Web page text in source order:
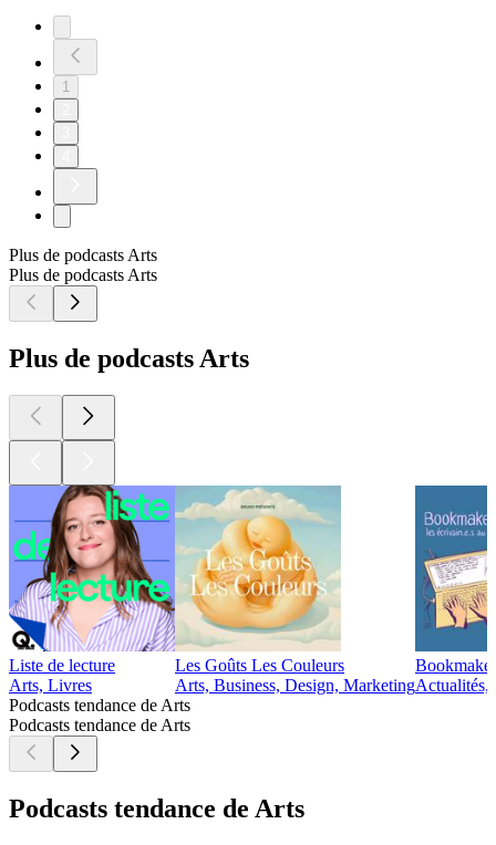
1
Plus de podcasts Arts
Plus de podcasts Arts
Plus de podcasts Arts
Liste de lecture
Arts, Livres
Les Goûts Les Couleurs
Arts, Business, Design, MarketingActualités,
Podcasts tendance de Arts
Podcasts tendance de Arts
Podcasts tendance de Arts